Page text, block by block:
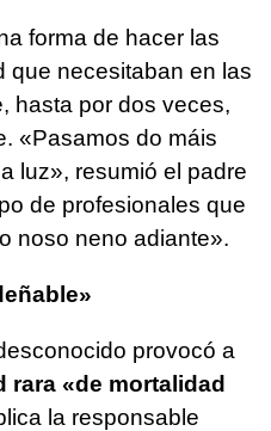
forma de hacer las
que necesitaban en las
hasta por dos veces,
«Pasamos do máis
luz», resumió el padre
de profesionales que
noso neno adiante».
provocó a
rara «de mortalidad
la responsable